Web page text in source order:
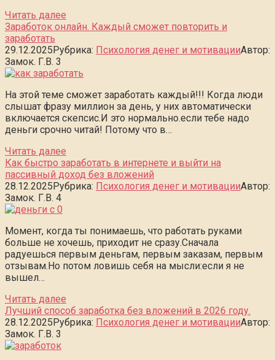
Читать далее
Заработок онлайн. Каждый сможет повторить и
заработать
29.12.2025Рубрика: Психология денег и мотивацииАвтор:
Замок. Г.В. 3
На этой теме сможет заработать каждый!!! Когда люди
слышат фразу миллион за день, у них автоматически
включается скепсис.И это нормально.если тебе надо
деньги срочно читай! Потому что в…
Читать далее
Как быстро заработать в интернете и выйти на
пассивный доход без вложений
28.12.2025Рубрика: Психология денег и мотивацииАвтор:
Замок. Г.В. 4
Момент, когда ты понимаешь, что работать руками
больше не хочешь, приходит не сразу.Сначала
радуешься первым деньгам, первым заказам, первым
отзывам.Но потом ловишь себя на мысли:если я не
вышел…
Читать далее
Лучший способ заработка без вложений в 2026 году.
28.12.2025Рубрика: Психология денег и мотивацииАвтор:
Замок. Г.В. 3